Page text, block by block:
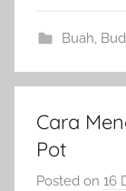
Buah
Cara
Pot
Posted on 16